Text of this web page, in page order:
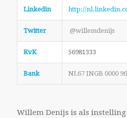
Linkedin http://
Twitter @willemdenijs
KvK 56981333
Bank NL67 INGB 0000
Willem Denijs is als instelling